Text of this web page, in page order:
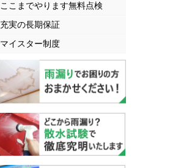
ここまでやります無料点検
充実の長期保証
マイスター制度